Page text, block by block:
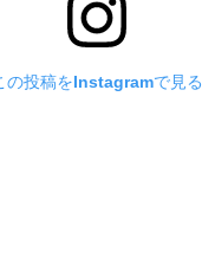
の投稿をInstagramで見る